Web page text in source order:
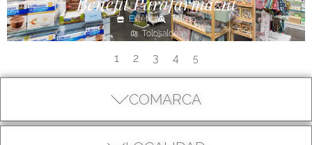
COMARCA
Estética
Tolosa
Tolosaldea
1 2 3 4 5